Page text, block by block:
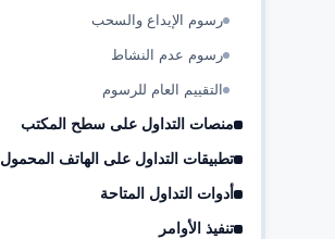
رسوم الإيداع والسحب
رسوم عدم النشاط
التقييم العام للرسوم
منصات التداول على سطح المكتب
تطبيقات التداول على الهاتف المحمول
أدوات التداول المتاحة
تنفيذ الأوامر